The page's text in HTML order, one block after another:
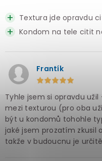
Textura jde opravdu
Kondom na tele citit
Frantík
Tyhle jsem si opravdu
mezi texturou (pro oba
být u kondomů tohohle
jaké jsem prozatím zkusil
takže v budoucnu je